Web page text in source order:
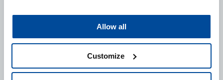
Allow all
Customize